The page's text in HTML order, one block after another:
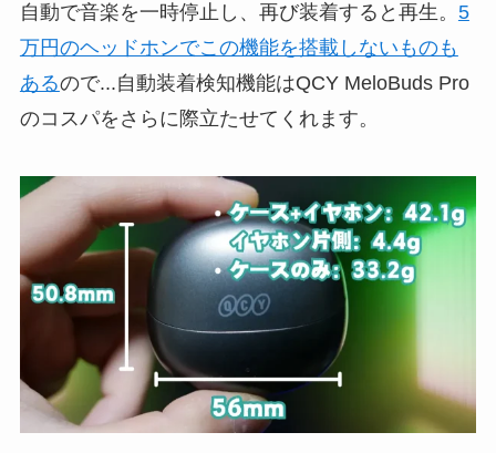
自動で音楽を一時停止し、再び装着すると再生。 5
万円のヘッドホンでこの機能を搭載しないものも
あるので...自動装着検知機能はQCY MeloBuds Pro
のコスパをさらに際立たせてくれます。